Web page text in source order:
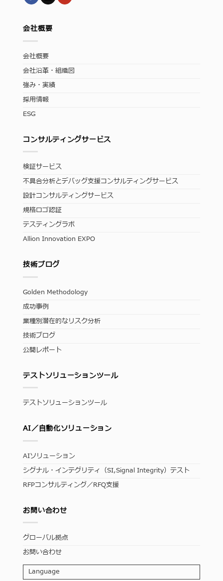
会社概要
会社概要
会社沿革・組織図
強み・実績
採用情報
ESG
コンサルティングサービス
検証サービス
不具合分析とデバッグ支援コンサルティングサービス
設計コンサルティングサービス
規格ロゴ認証
テスティングラボ
Allion Innovation EXPO
技術ブログ
Golden Methodology
成功事例
業種別潜在的なリスク分析
技術ブログ
公開レポート
テストソリューションツール
テストソリューションツール
AI／自動化ソリューション
AIソリューション
シグナル・インテグリティ（SI,Signal Integrity）テスト
RFPコンサルティング／RFQ支援
お問い合わせ
グローバル拠点
お問い合わせ
Language